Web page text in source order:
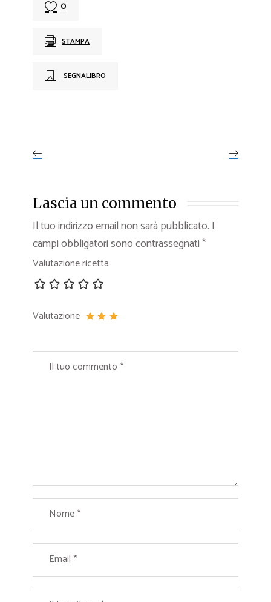
0
STAMPA
SEGNALIBRO
Lascia un commento
Il tuo indirizzo email non sarà pubblicato. I
campi obbligatori sono contrassegnati*
Valutazione ricetta
Valutazione